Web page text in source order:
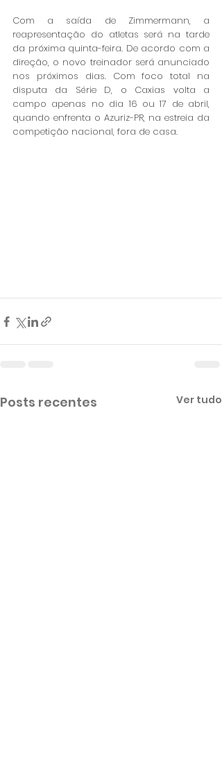
Com a saída de Zimmermann, a
reapresentação do atletas será na tarde
da próxima quinta-feira. De acordo com a
direção, o novo treinador será anunciado
nos próximos dias. Com foco total na
disputa da Série D, o Caxias volta a
campo apenas no dia 16 ou 17 de abril,
quando enfrenta o Azuriz-PR, na estreia da
competição nacional, fora de casa.
Posts recentes Ver tudo